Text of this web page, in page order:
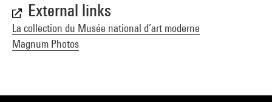
External links
La collection du Musée national d’art moderne
Magnum Photos